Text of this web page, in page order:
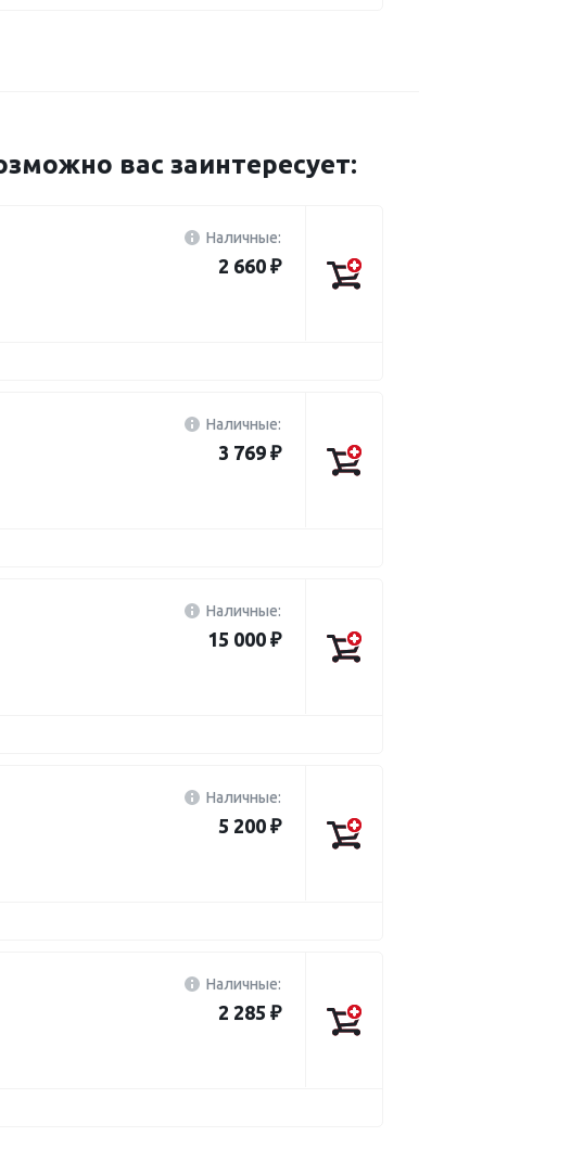
вас заинтересует:
Наличные:
2 660 ₽
Наличные:
3 769 ₽
Наличные:
15 000 ₽
Наличные:
5 200 ₽
Наличные:
2 285 ₽